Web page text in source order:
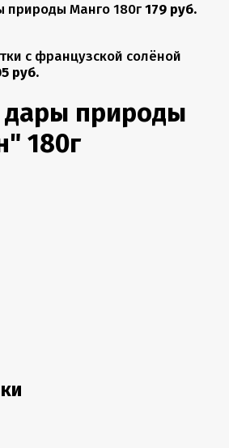
Манго 180г 179 руб.
с французской солёной
руб.
природы
180г